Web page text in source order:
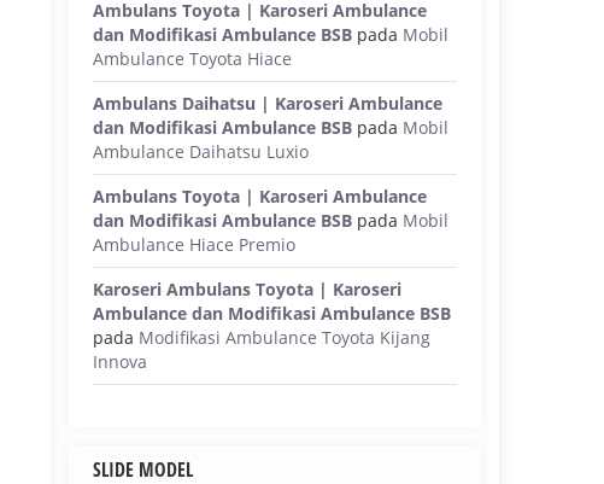
Ambulans Toyota | Karoseri Ambulance
dan Modifikasi Ambulance BSB pada Mobil
Ambulance Toyota Hiace
Ambulans Daihatsu | Karoseri Ambulance
dan Modifikasi Ambulance BSB pada Mobil
Ambulance Daihatsu Luxio
Ambulans Toyota | Karoseri Ambulance
dan Modifikasi Ambulance BSB pada Mobil
Ambulance Hiace Premio
Karoseri Ambulans Toyota | Karoseri
Ambulance dan Modifikasi Ambulance BSB
pada Modifikasi Ambulance Toyota Kijang
Innova
SLIDE MODEL